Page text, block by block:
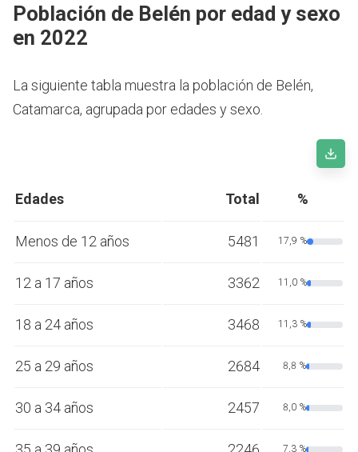
Población de Belén por edad y sexo
en 2022
La siguiente tabla muestra la población de Belén,
Catamarca, agrupada por edades y sexo.
Edades Total %
Menos de 12 años 5481 17,9 %
12 a 17 años 3362 11,0 %
18 a 24 años 3468 11,3 %
25 a 29 años 2684 8,8 %
30 a 34 años 2457 8,0 %
7,3 %